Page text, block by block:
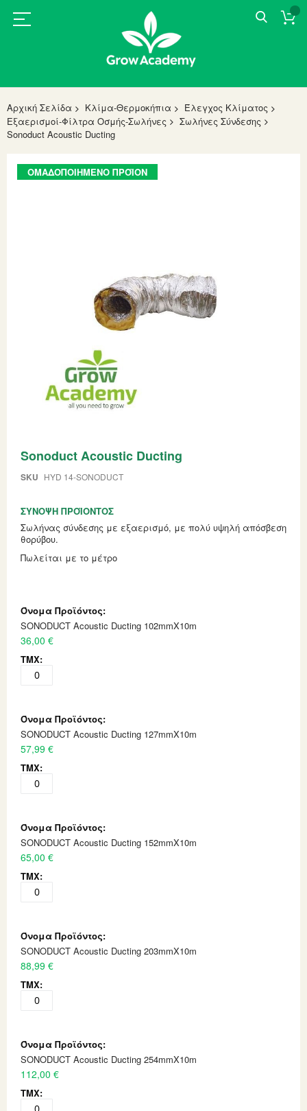
Αρχική Σελίδα Κλίμα-Θερμοκήπια
Έλεγχος Κλίματος
Εξαερισμοί-Φίλτρα Οσμής-Σωλήνες
Σωλήνες Σύνδεσης
Sonoduct Acoustic Ducting
Skip
to
ΟΜΑΔΟΠΟΙΗΜΈΝΟ ΠΡΟΪΌΝ
to
beginning
images
gallery
Sonoduct Acoustic Ducting
SKU HYD 14-SONODUCT
ΣΎΝΟΨΗ ΠΡΟΪΌΝΤΟΣ
Σωλήνας σύνδεσης με εξαερισμό, με πολύ υψηλή απόσβεση
θορύβου.
Πωλείται με το μέτρο
product
items
SONODUCT Acoustic Ducting 102mmX10m
36,00 €
SONODUCT Acoustic Ducting 127mmX10m
57,99 €
SONODUCT Acoustic Ducting 152mmX10m
65,00 €
SONODUCT Acoustic Ducting 203mmX10m
88,99 €
SONODUCT Acoustic Ducting 254mmX10m
112,00 €